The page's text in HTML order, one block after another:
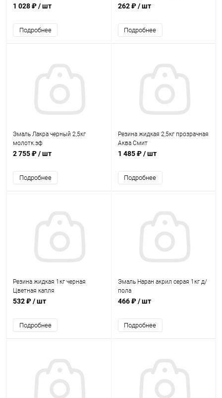
1 028 ₽/ шт
Подробнее
262 ₽/ шт
Подробнее
Эмаль Лакра черный 2,5кг
молотк.эф
2 755 ₽/ шт
Подробнее
Резина жидкая 2,5кг прозрачная
Аква Смит
1 485 ₽/ шт
Подробнее
Резина жидкая 1кг черная
Цветная капля
532 ₽/ шт
Подробнее
Эмаль Наран акрил серая 1кг д/
пола
466 ₽/ шт
Подробнее